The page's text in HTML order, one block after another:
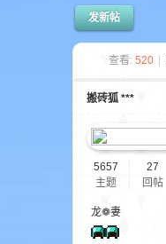
发新帖
查看: 520
搬砖狐 ***
5657
主题
27
回帖
龙❁妻